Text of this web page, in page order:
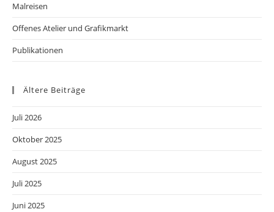
Malreisen
Offenes Atelier und Grafikmarkt
Publikationen
Ältere Beiträge
Juli 2026
Oktober 2025
August 2025
Juli 2025
Juni 2025